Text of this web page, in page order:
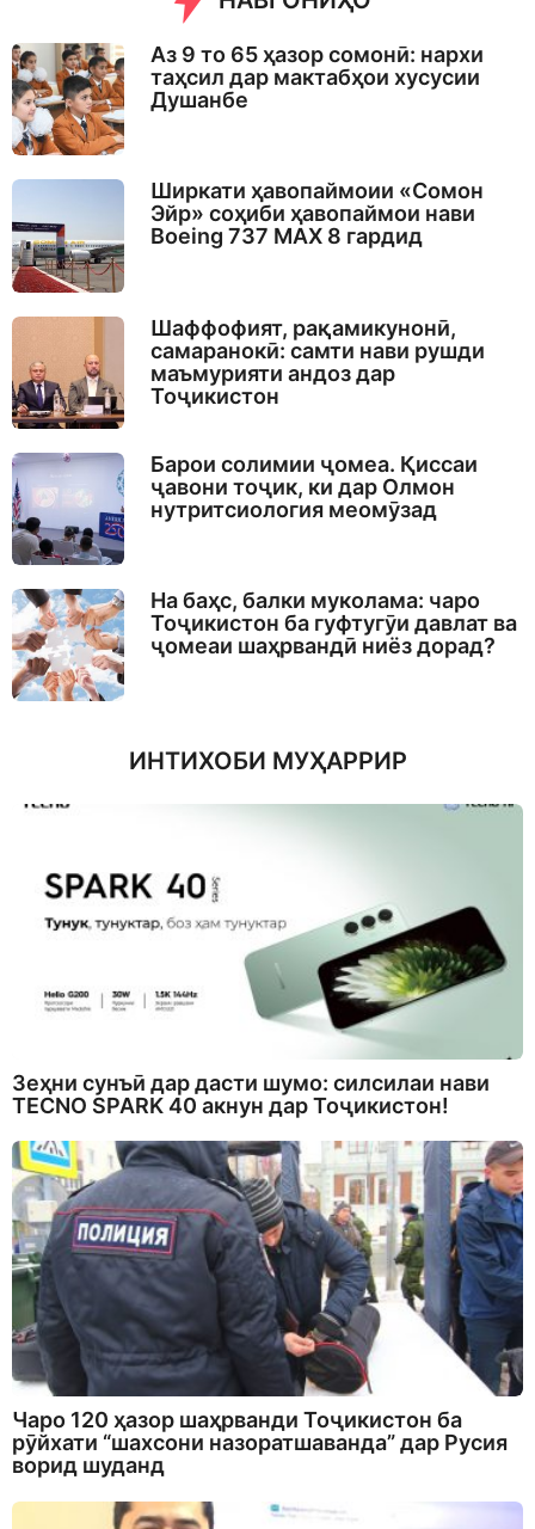
Аз 9 то 65 ҳазор сомонӣ: нархи
таҳсил дар мактабҳои хусусии
Душанбе
Ширкати ҳавопаймоии «Сомон
Эйр» соҳиби ҳавопаймои нави
Boeing 737 MAX 8 гардид
Шаффофият, рақамикунонӣ,
самаранокӣ: самти нави рушди
маъмурияти андоз дар
Тоҷикистон
Барои солимии ҷомеа. Қиссаи
ҷавони тоҷик, ки дар Олмон
нутритсиология меомӯзад
На баҳс, балки муколама: чаро
Тоҷикистон ба гуфтугӯи давлат ва
ҷомеаи шаҳрвандӣ ниёз дорад?
ИНТИХОБИ МУҲАРРИР
Зеҳни сунъӣ дар дасти шумо: силсилаи нави
TECNO SPARK 40 акнун дар Тоҷикистон!
Чаро 120 ҳазор шаҳрванди Тоҷикистон ба
рӯйхати “шахсони назоратшаванда” дар Русия
ворид шуданд